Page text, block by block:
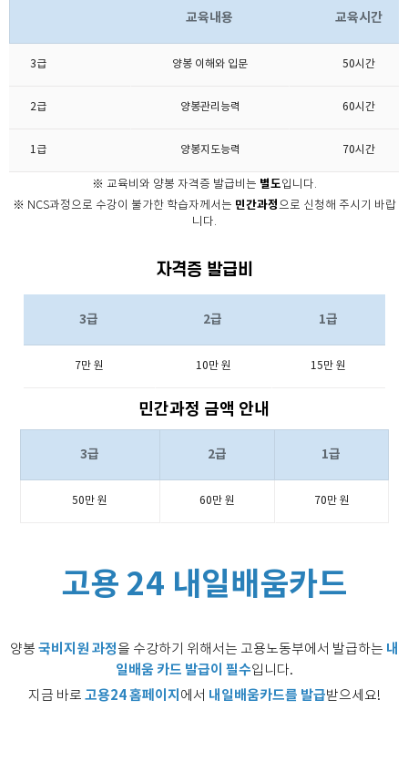
교육내용 교육시간
50시간
3급 양봉 이해와 입문
60시간
2급 양봉관리능력
70시간
1급 양봉지도능력
※ 교육비와 양봉 자격증 발급비는 별도입니다.
※ NCS과정으로 수강이 불가한 학습자께서는 민간과정으로 신청해 주시기 바랍
니다.
자격증 발급비
3급 2급 1급
15만 원
7만 원 10만 원
민간과정 금액 안내
3급 2급 1급
70만 원
50만 원 60만 원
고용 24 내일배움카드
양봉 국비지원 과정을 수강하기 위해서는 고용노동부에서 발급하는 내
일배움 카드 발급이 필수입니다.
지금 바로 고용24 홈페이지 에서 내일배움카드를 발급받으세요!